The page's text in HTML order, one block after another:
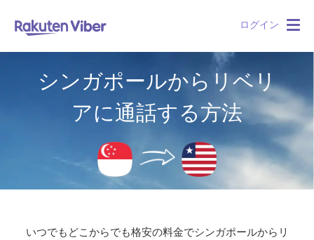
ログイン
シンガポールからリベリ
アに通話する方法
いつでもどこからでも格安の料金でシンガポールからリ